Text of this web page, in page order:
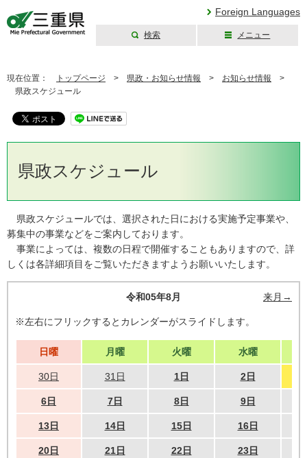
Foreign Languages
検索 メニュー
現在位置： トップページ > 県政・お知らせ情報 > お知らせ情報 >
県政スケジュール
県政スケジュール
県政スケジュールでは、選択された日における実施予定事業や、
募集中の事業などをご案内しております。
事業によっては、複数の日程で開催することもありますので、詳
しくは各詳細項目をご覧いただきますようお願いいたします。
令和05年8月 来月→
※左右にフリックするとカレンダーがスライドします。
日曜 月曜 火曜 水曜
30日 31日 1日 2日
6日 7日 8日 9日
13日 14日 15日 16日
20日 21日 22日 23日